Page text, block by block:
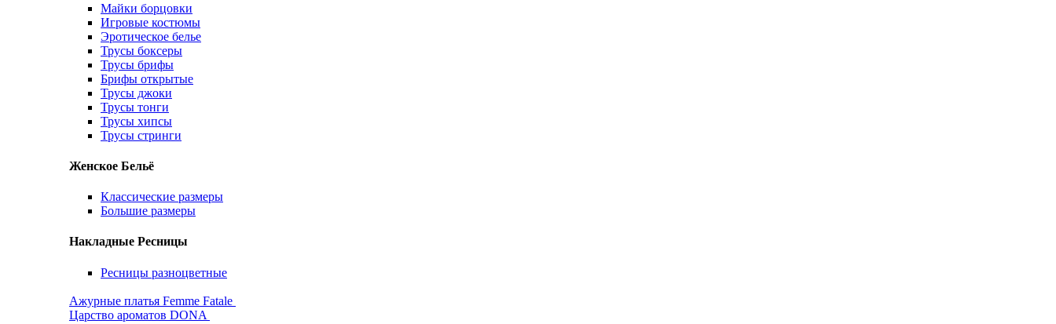
Майки борцовки
Игровые костюмы
Эротическое белье
Трусы боксеры
Трусы брифы
Брифы открытые
Трусы джоки
Трусы тонги
Трусы хипсы
Трусы стринги
Женское Бельё
Классические размеры
Большие размеры
Накладные Ресницы
Ресницы разноцветные
Ажурные платья Femme Fatale
Царство ароматов DONA